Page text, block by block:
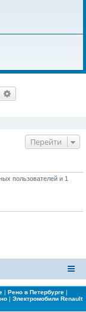
Поиск
Перейти
пользователей и 1
| Рено в Петербурге |
| Электромобили Renault